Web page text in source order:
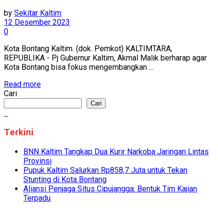
by Sekitar Kaltim
12 Desember 2023
0
Kota Bontang Kaltim. (dok. Pemkot) KALTIMTARA,
REPUBLIKA - Pj Gubernur Kaltim, Akmal Malik berharap agar
Kota Bontang bisa fokus mengembangkan ...
Read more
Cari
Cari
Terkini
BNN Kaltim Tangkap Dua Kurir Narkoba Jaringan Lintas
Provinsi
Pupuk Kaltim Salurkan Rp858,7 Juta untuk Tekan
Stunting di Kota Bontang
Aliansi Penjaga Situs Cipujangga: Bentuk Tim Kajian
Terpadu